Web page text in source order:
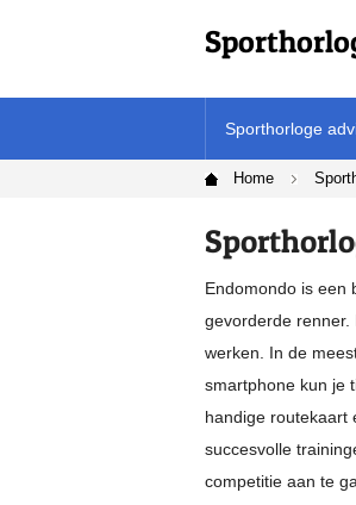
Sporthorloge
Home
Endomondo is een
gevorderde
werken. In de
smartphone kun je
handige routekaart
succesvolle
competitie aan te